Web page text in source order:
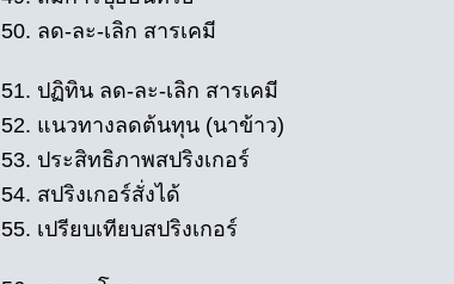
50. ลด-ละ-เลิก สารเคมี
51. ปฏิทิน ลด-ละ-เลิก สารเคมี
52. แนวทางลดต้นทุน (นาข้าว)
53. ประสิทธิภาพสปริงเกอร์
54. สปริงเกอร์สั่งได้
55. เปรียบเทียบสปริงเกอร์